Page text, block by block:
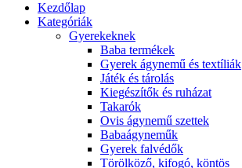
Kezdőlap
Kategóriák
Gyerekeknek
Baba termékek
Gyerek ágynemű és textíliák
Játék és tárolás
Kiegészítők és ruházat
Takarók
Ovis ágynemű szettek
Babaágyneműk
Gyerek falvédők
Törölköző, kifogó, köntös